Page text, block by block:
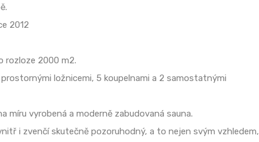
2012
rozloze 2000 m2.
ložnicemi, 5 koupelnami a 2 samostatnými
míru vyrobená a moderně zabudovaná sauna.
i zvenčí skutečně pozoruhodný, a to nejen svým vzhledem,